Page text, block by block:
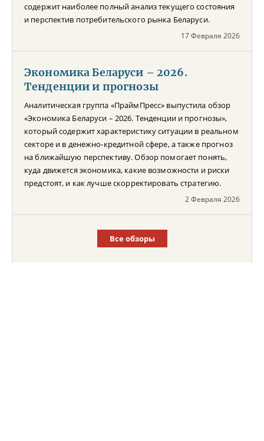
содержит наиболее полный анализ текущего состояния
и перспектив потребительского рынка Беларуси.
17 Февраля 2026
Экономика Беларуси – 2026.
Тенденции и прогнозы
Аналитическая группа «ПраймПресс» выпустила обзор
«Экономика Беларуси – 2026. Тенденции и прогнозы»,
который содержит характеристику ситуации в реальном
секторе и в денежно-кредитной сфере, а также прогноз
на ближайшую перспективу. Обзор помогает понять,
куда движется экономика, какие возможности и риски
предстоят, и как лучше скорректировать стратегию.
2 Февраля 2026
Все обзоры